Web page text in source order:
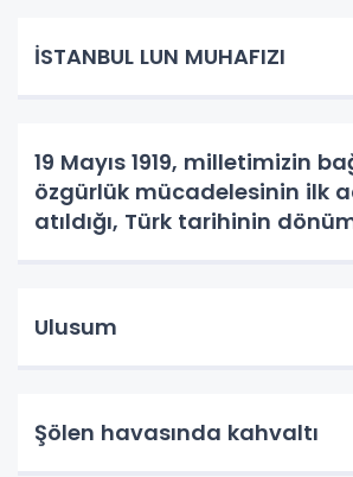
İSTANBUL LUN MUHAFIZI
19 Mayıs 1919, milletimizin
özgürlük mücadelesinin ilk
atıldığı, Türk tarihinin
Ulusum
Şölen havasında kahvaltı